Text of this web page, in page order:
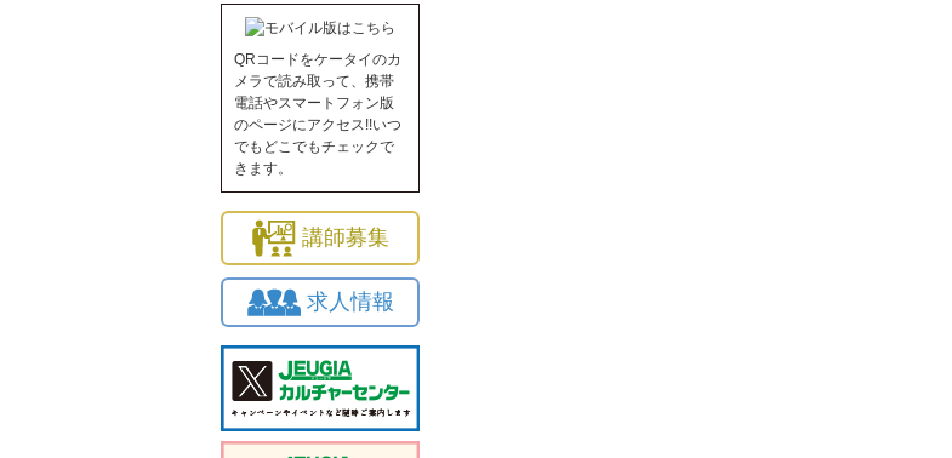
QRコードをケータイのカ
メラで読み取って、携帯
電話やスマートフォン版
のページにアクセス!!いつ
でもどこでもチェックで
きます。
講師募集
求人情報